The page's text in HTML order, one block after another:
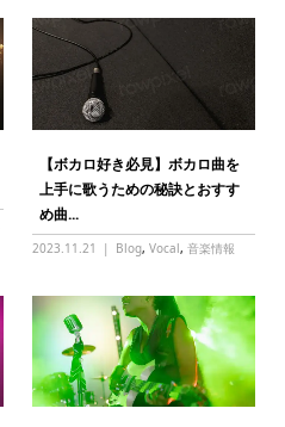
【ボカロ好き必見】ボカロ曲を
上手に歌うための秘訣とおすす
め曲...
2023.11.21 Blog,Vocal,音楽情報